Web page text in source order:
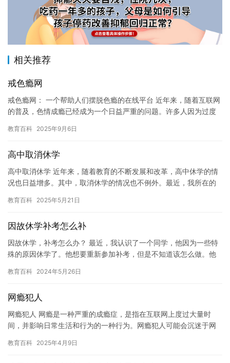
相关推荐
戒色瘾网
戒色瘾网： 一个帮助人们摆脱色瘾的在线平台 近年来，随着互联网
的普及，色情成瘾已经成为一个日益严重的问题。许多人因为过度
和…
教育百科 2025年9月6日
高中取消休学
高中取消休学 近年来，随着教育的不断发展和改革，高中休学的情
况也日益增多。其中，取消休学的情况也不例外。最近，我所在的
来逃…
教育百科 2025年5月21日
因故休学补考怎么补
因故休学，补考怎么办？ 最近，我认识了一个同学，他因为一些特
殊的原因休学了。他想要重新参加补考，但是不知道该怎么做。他
我…
教育百科 2024年5月26日
网瘾犯人
网瘾犯人 网瘾是一种严重的成瘾症，是指在互联网上度过大量时
间，并影响日常生活和行为的一种行为。网瘾犯人可能会沉迷于网
疏远、…
教育百科 2025年4月9日